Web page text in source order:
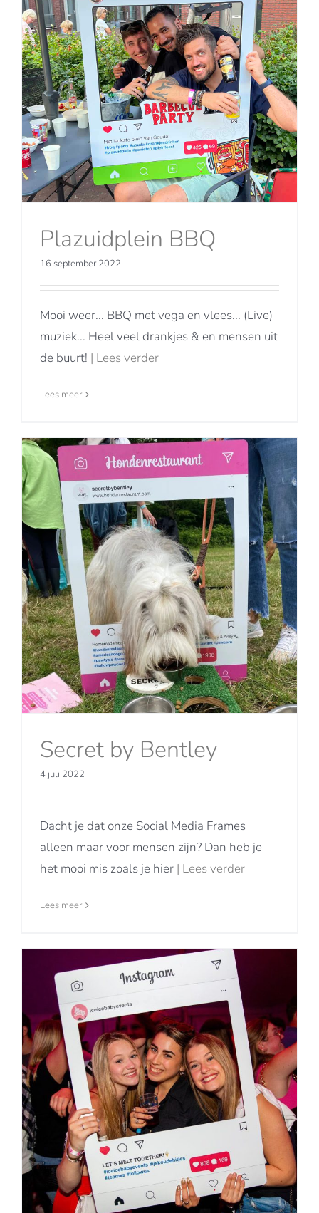
Plazuidplein BBQ
16 september 2022
Mooi weer... BBQ met vega en vlees... (Live)
muziek... Heel veel drankjes & en mensen uit
de buurt! | Lees verder
Lees meer
Secret by Bentley
4 juli 2022
Dacht je dat onze Social Media Frames
alleen maar voor mensen zijn? Dan heb je
het mooi mis zoals je hier | Lees verder
Lees meer